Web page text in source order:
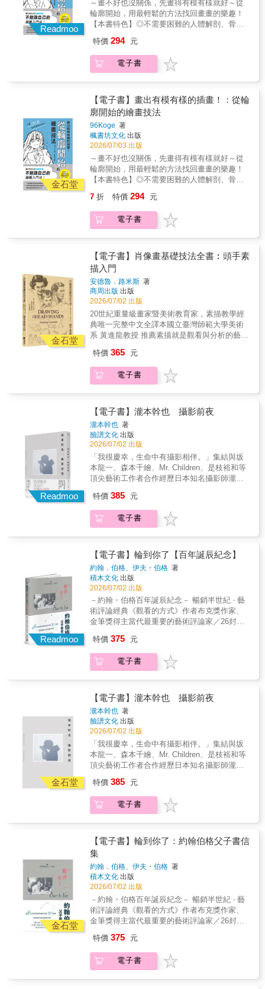
擬，手把手的練習範例．還有作者創作心路歷
程及數位工具使用心得，這次通通分享給愛畫
畫的你！如果你是......✎想在日記本或筆記本上
畫插圖。✎對自己的藝術天份或感覺沒有信心
孩子們一起畫畫的家長。這本書超級適合你。
Readmoo
～畫不好也沒關係，先畫得有模有樣就好～從
輪廓開始，用最輕鬆的方法找回畫畫的樂趣！
【本書特色】◎不需要困難的人體解剖、骨架
◎以「剪影→輔助線→細節」3步驟拆解畫法，
初學者也能輕鬆上手！◎收錄臉部、髮型、身
體、手部、全身姿勢、持物動作與表情等常見
不容易動筆，又因為怎麼看都不對勁而放棄。
其實，想讓插畫看起來「有模有樣」，不一定
要一開始就追求專業完成度。《畫出有模有樣
的插畫！從輪廓開始的繪畫技法》把作畫門檻
降到最低，教你先觀察角色最外側的剪影，再
加上輔助線，最後補上自己想畫的細節。只要
輪廓抓得準，即使細節簡單一點，畫面也能自
然協調。書中從臉部角度、頭髮流向、身體姿
勢，到手部動作、全身構圖、拿著物品與表情
變化，都用同一套方法拆解出容易觀察、容易
偷懶也沒關係。把力氣留給真正想畫、真正喜
歡的部分，才能更輕鬆地持續畫下去。從一個
輪廓開始，你也可以畫出看起來有模有樣、而
特價 294 元
電子書
金石堂
【電子書】畫出有模有樣的插畫！：從輪
廓開始的繪畫技法
96Koge 著
楓書坊文化 出版
2026/07/03 出版
～畫不好也沒關係，先畫得有模有樣就好～從
輪廓開始，用最輕鬆的方法找回畫畫的樂趣！
【本書特色】◎不需要困難的人體解剖、骨架
◎以「剪影→輔助線→細節」3步驟拆解畫法，
初學者也能輕鬆上手！◎收錄臉部、髮型、身
體、手部、全身姿勢、持物動作與表情等常見
不容易動筆，又因為怎麼看都不對勁而放棄。
其實，想讓插畫看起來「有模有樣」，不一定
要一開始就追求專業完成度。《畫出有模有樣
的插畫！從輪廓開始的繪畫技法》把作畫門檻
降到最低，教你先觀察角色最外側的剪影，再
加上輔助線，最後補上自己想畫的細節。只要
輪廓抓得準，即使細節簡單一點，畫面也能自
然協調。書中從臉部角度、頭髮流向、身體姿
勢，到手部動作、全身構圖、拿著物品與表情
變化，都用同一套方法拆解出容易觀察、容易
偷懶也沒關係。把力氣留給真正想畫、真正喜
歡的部分，才能更輕鬆地持續畫下去。從一個
輪廓開始，你也可以畫出看起來有模有樣、而
7 折 特價 294 元
電子書
金石堂
【電子書】肖像畫基礎技法全書︰頭手素
描入門
安德魯．路米斯 著
商周出版 出版
2026/07/02 出版
20世紀重量級畫家暨美術教育家，素描教學經
典唯一完整中文全譯本國立臺灣師範大學美術
系 黃進龍教授 推薦素描就是觀看與分析的藝術
例、透視、明暗、調子及陰影。藉由這樣的分
析，將所有個人特質帶入畫中。做對了這件
事，畫像的靈魂與性格就能夠栩栩展現。---------
怪的？嘴巴像奸笑而不是微笑？不斷修改額頭
線條，卻沒發現是下巴比例不對？覺得眼睛過
小，殊不知是兩頰寬度有問題？肖像素描的第
一步，是建構出正確的頭型。本書分「男人的
頭部」、「女人的頭部」、「嬰幼兒的頭
部」、「男孩與女孩的頭部」、「手部」五大
部分。作者安德魯‧路米斯以球型結合平面的畫
法，解說頭部結構、比例、線條、調子、透視
等知識，其概念與技巧廣為學校和專業藝術家
本構造，概念化頭部素描——透過解剖學認識
頭骨構成與五官定位——抓出頭部的基準線，
依比例構圖——變化不同比例間距，創造不同
臉型——瞭解臉部肌肉結構，變化不同表情
——專章說明手部素描的技巧原則各界好評★
路米斯的作品對我的人生和藝術具有潛移默化
的影響。我母親也是一名畫家，她經歷了路米
斯的全盛時期，是她將他的作品帶到我面前。
路米斯對人體的素描教學是我的繪畫入門導
師，深深啟發我，讓我的創作看起來更真實。
我所有的繪畫技巧和我所畫的超級英雄們，都
要歸功於路米斯。路米斯簡單的素描指引，對
於了解繪畫生活是很好的基礎，可以引領一個
人往各種方向發展。——美國漫畫界大師級畫
家Alex Ross★對於肖像素描無與倫比的學習資
經。——《中西部書評》Midwest Book
Review★本書的內容與價值出類拔萃，書中的
素描技法非常引人入勝。——知名部落格Lines
and Colors
特價 365 元
電子書
Readmoo
【電子書】瀧本幹也 攝影前夜
瀧本幹也 著
臉譜文化 出版
2026/07/02 出版
「我很慶幸，生命中有攝影相伴。」集結與坂
本龍一、森本千繪、Mr. Children、是枝裕和等
頂尖藝術工作者合作經歷日本知名攝影師瀧本
家黃曦｜《釀電影》主編、文字工作者龍貓大
王｜影評moom bookshop──推薦瀧本幹也自
1998年成立獨立攝影工作室至今，已成為日本
和的《海街日記》、《舞妓家的料理人》等多
部影視作品，以及坂本龍一音樂劇拍攝主視
覺。《瀧本幹也 攝影前夜》收錄他超過80部
作品，除了記錄與日本頂尖創意工作者的合
作，也蒐羅他與Suntory天然水、TOYOTA、寶
礦力水得、Calorie Mate等知名品牌的平面廣告
作品。瀧本幹也細緻的創意執行，不乏許多在
數位時代看來，有點接近手工業的堅持。但他
以純熟的攝影技術與對視覺語言的掌握為基
現電影、大河劇、唱片以及商業廣告等不同訴
求的平面視覺。本書是瀧本幹也出道至今的工
作手札，也是這些攝影工作的作品集結。同時
也是一名攝影師從拜師學藝到逐漸成熟，在一
個個性質各異的商業合作中發展出個人風格的
歷程。
特價 385 元
電子書
Readmoo
【電子書】輪到你了【百年誕辰紀念】
約翰．伯格、伊夫・伯格 著
積木文化 出版
2026/07/02 出版
－約翰・伯格百年誕辰紀念－ 暢銷半世紀 ‧ 藝
術評論經典《觀看的方式》作者布克獎作家、
金筆獎得主當代最重要的藝術評論家／26封未
寫自傳，約翰・伯格與兒子伊夫最深情見證獻
給父子之間、兩位藝術家之間的致敬之作
／ 「面對十歲小兒每天各種無厘頭的提問，我
話下去。約翰・伯格讓我重新思考身為父親、
以及身為老師，和年輕人交流的意義──我們一
起追尋，而彼此便是答案。」──鴻鴻／詩
人 「父與子之間的愛，本身就是一種庇護。」
──《衛報》 「伊夫・伯格邀請讀者走入一個父
與子之間的親密世界……奇想、玩味、沉思交
織，是作者對藝術與彼此之愛的見證。」
──《柯克斯書評》／ 這本引人入勝且極為
親密的書信集，收錄了著名藝術評論家約翰・
2016年間的書信往來。來自當時住在巴黎 郊區
的約翰，寄給身在法國上薩瓦的伊夫，信件裡
頭是一些曾深深打動他的藝術作品複製版本。
於是，就像伊夫憶起，父子兩人在自家閣樓打
著乒乓球，一來一往、 輕鬆隨意。當把球傳給
對方時，他們會說：「輪到你了」。 信件
中，兩人對彼此欣賞的畫作展開了深刻的對
話，從歷史與宗教圖像、素描，也包含伯格父
子的創作，聊起哥雅、華鐸、杜勒、卡拉瓦
喬、馬內等藝術家，動人 地呈現他們對藝術、
記憶、生命、死亡，以及更深遠事物的思索。
約翰・伯格談論色彩、光線與空間，試圖逼近
與哲學 化的感受，提出關於存在、感知與語言
界線的問題。在這些書信裡，閱讀成為一種視
覺與思想交織的經驗。藝術在此不再只是被分
析的對象，而是一種媒介──讓兩 人得以接近彼
特價 375 元
電子書
金石堂
【電子書】瀧本幹也 攝影前夜
瀧本幹也 著
臉譜文化 出版
2026/07/02 出版
「我很慶幸，生命中有攝影相伴。」集結與坂
本龍一、森本千繪、Mr. Children、是枝裕和等
頂尖藝術工作者合作經歷日本知名攝影師瀧本
家黃曦｜《釀電影》主編、文字工作者龍貓大
王｜影評moom bookshop──推薦瀧本幹也自
1998年成立獨立攝影工作室至今，已成為日本
和的《海街日記》、《舞妓家的料理人》等多
部影視作品，以及坂本龍一音樂劇拍攝主視
覺。《瀧本幹也 攝影前夜》收錄他超過80部
作品，除了記錄與日本頂尖創意工作者的合
作，也蒐羅他與Suntory天然水、TOYOTA、寶
礦力水得、Calorie Mate等知名品牌的平面廣告
作品。瀧本幹也細緻的創意執行，不乏許多在
數位時代看來，有點接近手工業的堅持。但他
以純熟的攝影技術與對視覺語言的掌握為基
底，成功透過不同相機與底片殊異的風格，表
求的平面視覺。本書是瀧本幹也出道至今的工
作手札，也是這些攝影工作的作品集結。同時
也是一名攝影師從拜師學藝到逐漸成熟，在一
特價 385 元
電子書
金石堂
【電子書】輪到你了：約翰伯格父子書信
集
約翰．伯格、伊夫・伯格 著
積木文化 出版
2026/07/02 出版
－約翰・伯格百年誕辰紀念－ 暢銷半世紀 ‧ 藝
術評論經典《觀看的方式》作者布克獎作家、
金筆獎得主當代最重要的藝術評論家／26封未
寫自傳，約翰・伯格與兒子伊夫最深情見證獻
給父子之間、兩位藝術家之間的致敬之作
／ 「面對十歲小兒每天各種無厘頭的提問，我
特價 375 元
電子書